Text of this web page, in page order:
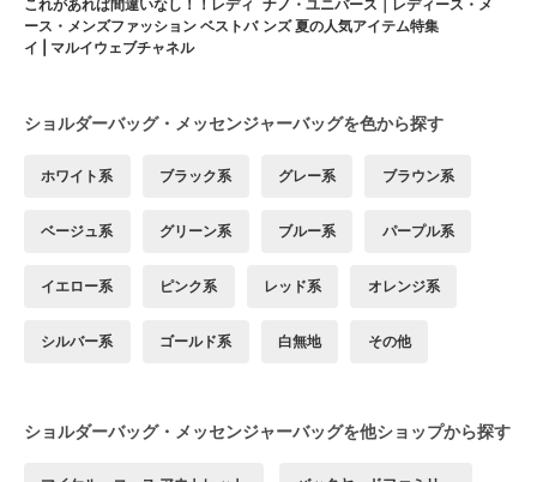
これがあれば間違いなし！！レディ
ース・メンズファッション ベストバ
イ | マルイウェブチャネル
ナノ・ユニバース｜レディース・メ
ンズ 夏の人気アイテム特集
ショルダーバッグ・メッセンジャーバッグを色から探す
ホワイト系 ブラック系 グレー系 ブラウン系
ベージュ系 グリーン系 ブルー系 パープル系
イエロー系 ピンク系 レッド系 オレンジ系
シルバー系 ゴールド系 白無地 その他
ショルダーバッグ・メッセンジャーバッグを他ショップから探す